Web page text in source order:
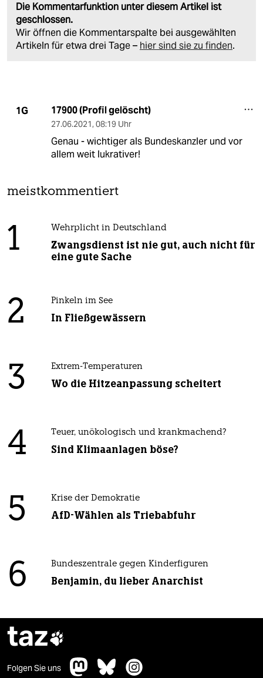
Die Kommentarfunktion unter diesem Artikel ist
geschlossen.
Wir öffnen die Kommentarspalte bei ausgewählten
Artikeln für etwa drei Tage – hier sind sie zu finden.
1G 17900 (Profil gelöscht)
27.06.2021, 08:19 Uhr
Genau - wichtiger als Bundeskanzler und vor
allem weit lukrativer!
meistkommentiert
1 Wehrplicht in Deutschland
Zwangsdienst ist nie gut, auch nicht für
eine gute Sache
2 Pinkeln im See
In Fließgewässern
3 Extrem-Temperaturen
Wo die Hitzeanpassung scheitert
4 Teuer, unökologisch und krankmachend?
Sind Klimaanlagen böse?
5 Krise der Demokratie
AfD-Wählen als Triebabfuhr
6 Bundeszentrale gegen Kinderfiguren
Benjamin, du lieber Anarchist
taz
Folgen Sie uns